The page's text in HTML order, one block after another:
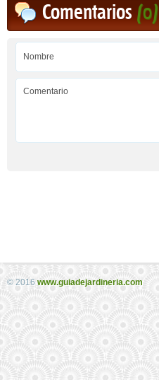
Comentarios(0)
© 2016www.guiadejardineria.com